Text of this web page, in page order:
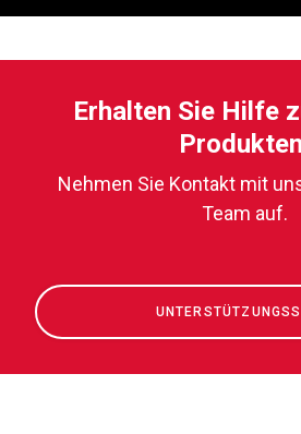
Erhalten Sie Hilfe
Nehmen Sie Kontakt mit
Team auf.